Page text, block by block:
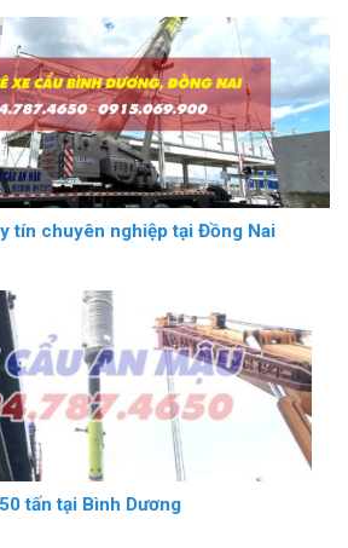
tín chuyên nghiệp tại Đồng Nai
tấn tại Bình Dương